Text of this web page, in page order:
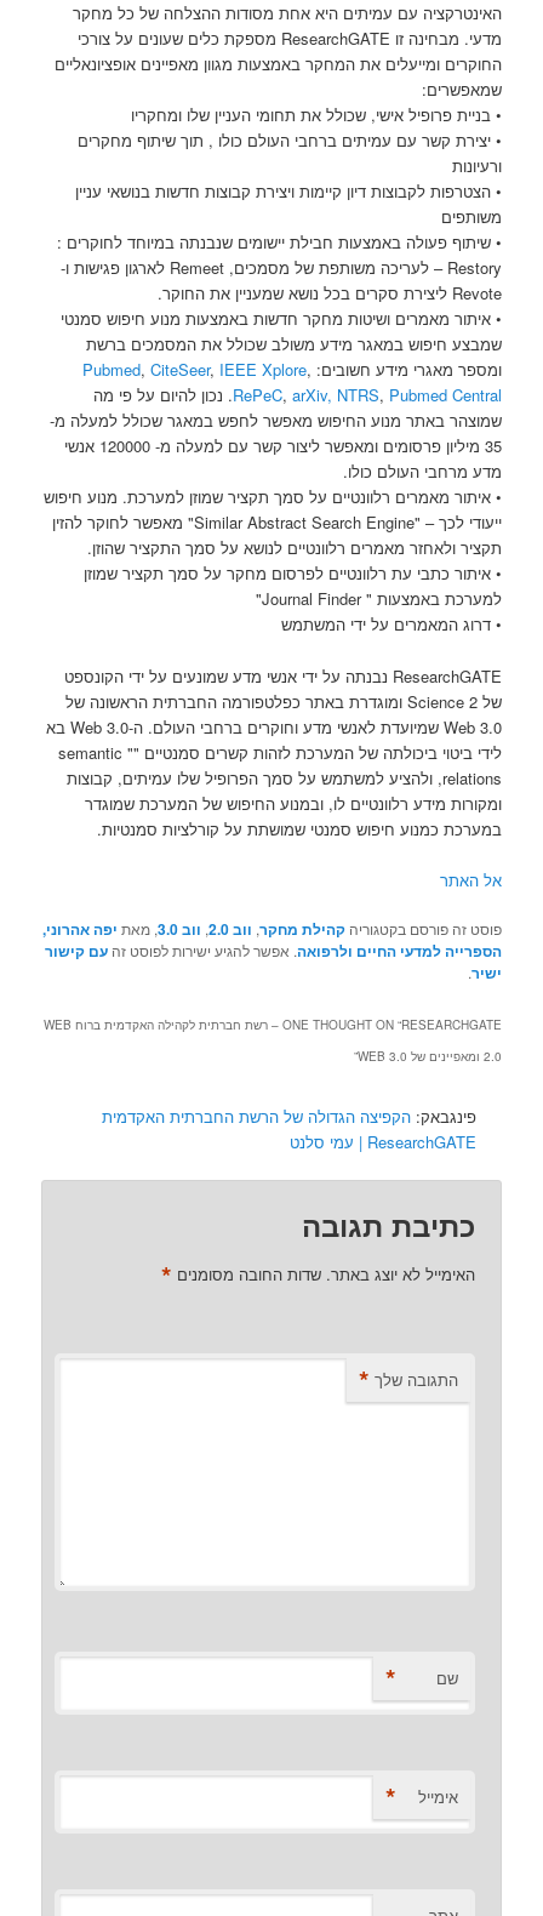
האינטרקציה עם עמיתים היא אחת מסודות ההצלחה של כל מחקר
מדעי. מבחינה זו ResearchGATE מספקת כלים שעונים על צורכי
החוקרים ומייעלים את המחקר באמצעות מגוון מאפיינים אופציונאליים
שמאפשרים:
• בניית פרופיל אישי, שכולל את תחומי העניין שלו ומחקריו
• יצירת קשר עם עמיתים ברחבי העולם כולו , תוך שיתוף מחקרים
ורעיונות
• הצטרפות לקבוצות דיון קיימות ויצירת קבוצות חדשות בנושאי עניין
משותפים
• שיתוף פעולה באמצעות חבילת יישומים שנבנתה במיוחד לחוקרים :
Restory – לעריכה משותפת של מסמכים, Remeet לארגון פגישות ו-
Revote ליצירת סקרים בכל נושא שמעניין את החוקר.
• איתור מאמרים ושיטות מחקר חדשות באמצעות מנוע חיפוש סמנטי
שמבצע חיפוש במאגר מידע משולב שכולל את המסמכים ברשת
ומספר מאגרי מידע חשובים:
Pubmed, CiteSeer, IEEE Xplore,
RePeC, arXiv, NTRS, Pubmed Central
. נכון להיום על פי מה
שמוצהר באתר מנוע החיפוש מאפשר לחפש במאגר שכולל למעלה מ-
35 מיליון פרסומים ומאפשר ליצור קשר עם למעלה מ- 120000 אנשי
מדע מרחבי העולם כולו.
• איתור מאמרים רלוונטיים על סמך תקציר שמוזן למערכת. מנוע חיפוש
ייעודי לכך – "Similar Abstract Search Engine" מאפשר לחוקר להזין
תקציר ולאחזר מאמרים רלוונטיים לנושא על סמך התקציר שהוזן.
• איתור כתבי עת רלוונטיים לפרסום מחקר על סמך תקציר שמוזן
למערכת באמצעות " Journal Finder"
• דרוג המאמרים על ידי המשתמש
ResearchGATE נבנתה על ידי אנשי מדע שמונעים על ידי הקונספט
של Science 2 ומוגדרת באתר כפלטפורמה החברתית הראשונה של
Web 3.0 שמיועדת לאנשי מדע וחוקרים ברחבי העולם. ה-Web 3.0 בא
לידי ביטוי ביכולתה של המערכת לזהות קשרים סמנטיים "" semantic
relations, ולהציע למשתמש על סמך הפרופיל שלו עמיתים, קבוצות
ומקורות מידע רלוונטיים לו, ובמנוע החיפוש של המערכת שמוגדר
במערכת כמנוע חיפוש סמנטי שמושתת על קורלציות סמנטיות.
אל האתר
פוסט זה פורסם בקטגוריהקהילת מחקר, ווב 2.0 , ווב 3.0 , מאת יפה אהרוני,
הספרייה למדעי החיים ולרפואה. אפשר להגיע ישירות לפוסט זהעם קישור
ישיר.
ONE THOUGHT ON “
RESEARCHGATE – רשת חברתית לקהילה האקדמית ברוח WEB
2.0 ומאפיינים של WEB 3.0
”
פינגבאק:הקפיצה הגדולה של הרשת החברתית האקדמית
ResearchGATE | עמי סלנט
כתיבת תגובה
האימייל לא יוצג באתר. שדות החובה מסומנים *
התגובה שלך *
שם *
אימייל *